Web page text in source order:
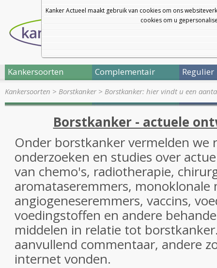
Kanker Actueel maakt gebruik van cookies om ons
cookies om u
Kankersoorten Complementair Regulier
Kankersoorten > Borstkanker> Borstkanker: hier vindt u een
Borstkanker - actuele
Onder borstkanker vermelden we
onderzoeken en studies over
van chemo's, radiotherapie,
aromataseremmers, monoklonale
angiogeneseremmers, vaccins,
voedingstoffen en andere
middelen in relatie tot
aanvullend commentaar, andere
internet vonden.